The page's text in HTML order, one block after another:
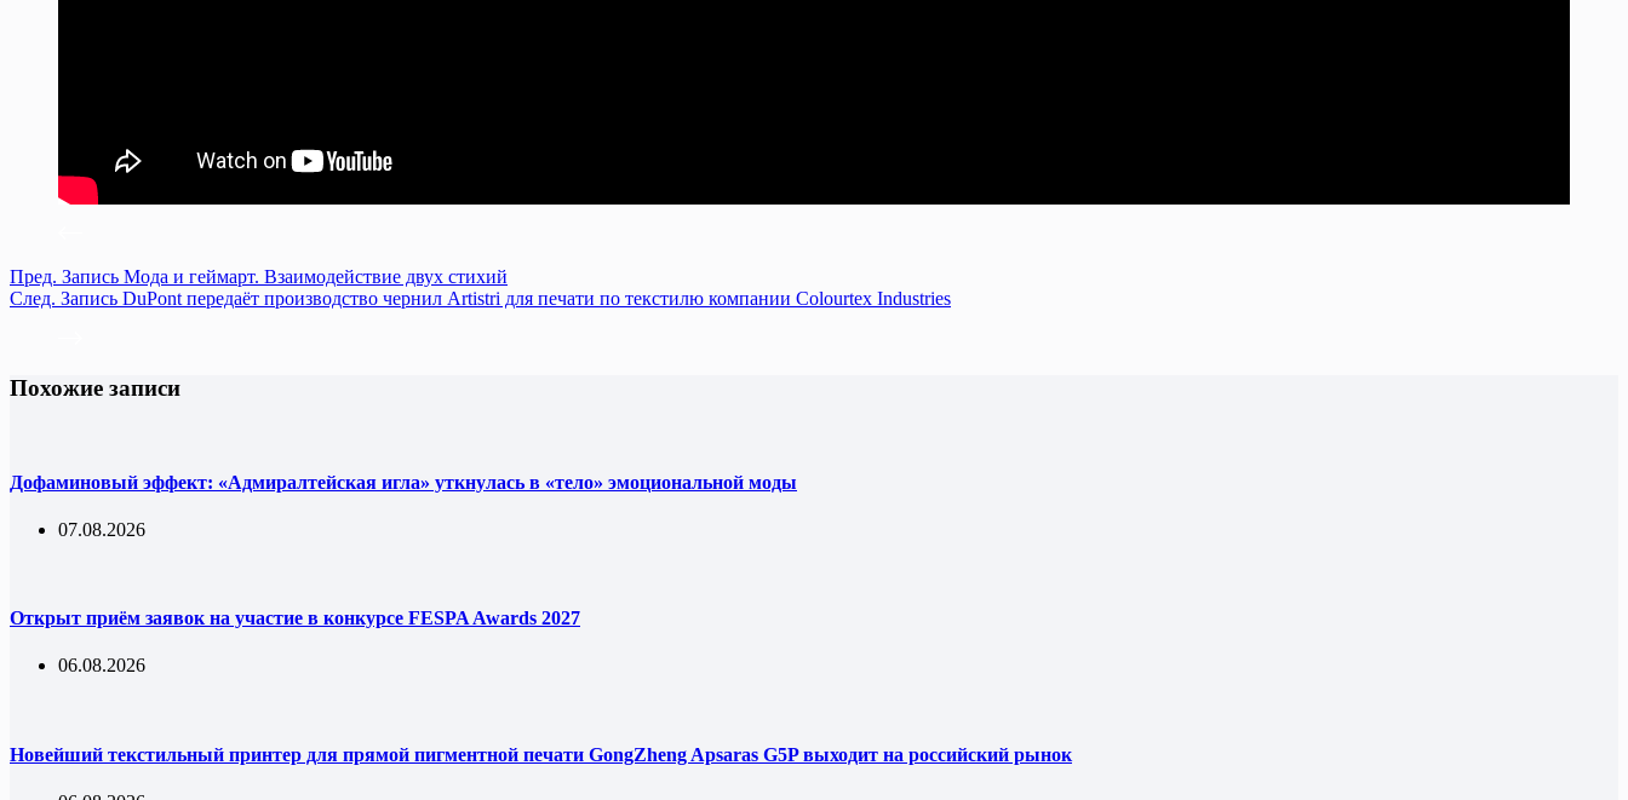
Пред. Запись Мода и геймарт. Взаимодействие двух стихий
След. Запись DuPont передаёт производство чернил Artistri для печати по текстилю компании Colourtex Industries
Похожие записи
Дофаминовый эффект: «Адмиралтейская игла» уткнулась в «тело» эмоциональной моды
07.08.2026
Открыт приём заявок на участие в конкурсе FESPA Awards 2027
06.08.2026
Новейший текстильный принтер для прямой пигментной печати GongZheng Apsaras G5P выходит на российский рынок